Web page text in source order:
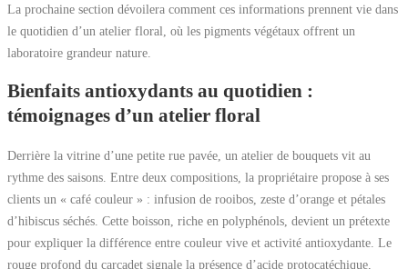
La prochaine section dévoilera comment ces informations prennent vie dans
le quotidien d’un atelier floral, où les pigments végétaux offrent un
laboratoire grandeur nature.
Bienfaits antioxydants au quotidien :
témoignages d’un atelier floral
Derrière la vitrine d’une petite rue pavée, un atelier de bouquets vit au
rythme des saisons. Entre deux compositions, la propriétaire propose à ses
clients un « café couleur » : infusion de rooibos, zeste d’orange et pétales
d’hibiscus séchés. Cette boisson, riche en polyphénols, devient un prétexte
pour expliquer la différence entre couleur vive et activité antioxydante. Le
rouge profond du carcadet signale la présence d’acide protocatéchique,